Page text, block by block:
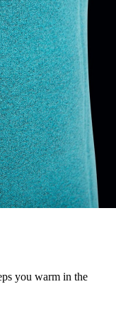
you warm in the